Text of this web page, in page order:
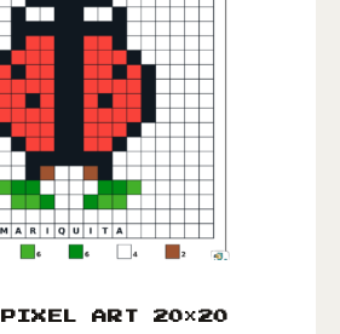
PIXEL ART 20×20